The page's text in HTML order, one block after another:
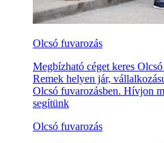
Olcsó fuvarozás
Megbízható céget keres
Remek helyen jár,
Olcsó fuvarozásben. Hívjon
segítünk
Olcsó fuvarozás